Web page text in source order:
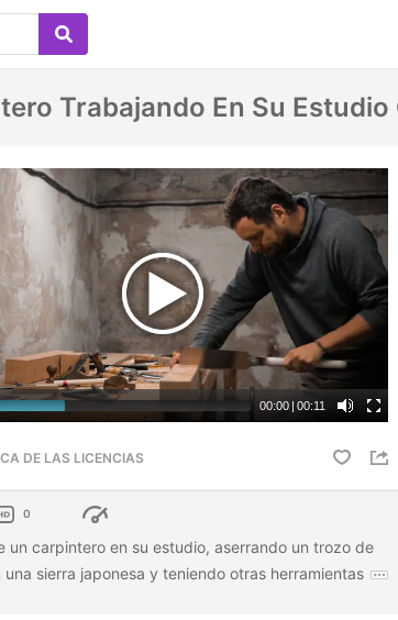
Trabajando En Su
00:00 | 00:11
DE LAS LICENCIAS
0
un carpintero en su estudio, aserrando un trozo de
una sierra japonesa y teniendo otras herramientas